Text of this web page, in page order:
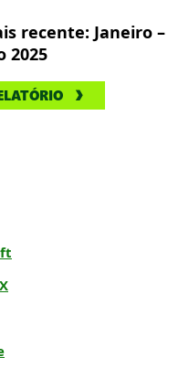
recente: Janeiro –
2025